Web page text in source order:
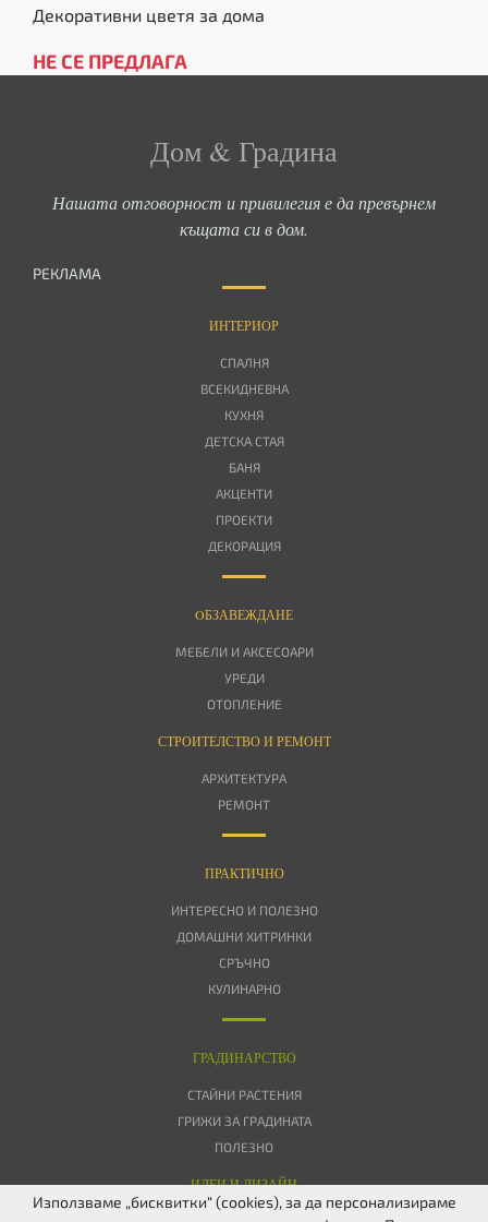
Декоративни цветя за дома
НЕ СЕ ПРЕДЛАГА
Дом & Градина
Нашата отговорност и привилегия е да превърнем
къщата си в дом.
РЕКЛАМА
ИНТЕРИОР
СПАЛНЯ
ВСЕКИДНЕВНА
КУХНЯ
ДЕТСКА СТАЯ
БАНЯ
АКЦЕНТИ
ПРОЕКТИ
ДЕКОРАЦИЯ
OБЗАВЕЖДАНЕ
МЕБЕЛИ И АКСЕСОАРИ
УРЕДИ
ОТОПЛЕНИЕ
СТРОИТЕЛСТВО И РЕМОНТ
АРХИТЕКТУРА
РЕМОНТ
ПРАКТИЧНО
ИНТЕРЕСНО И ПОЛЕЗНО
ДОМАШНИ ХИТРИНКИ
СРЪЧНО
КУЛИНАРНО
ГРАДИНАРСТВО
СТАЙНИ РАСТЕНИЯ
ГРИЖИ ЗА ГРАДИНАТА
ПОЛЕЗНО
ИДЕИ И ДИЗАЙН
Използваме „бисквитки“ (cookies), за да персонализираме